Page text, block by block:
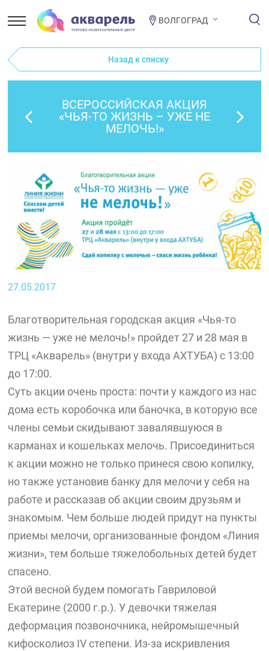
ВОЛГОГРАД
Назад к списку
ВСЕРОССИЙСКАЯ АКЦИЯ
«ЧЬЯ-ТО ЖИЗНЬ – УЖЕ НЕ
МЕЛОЧЬ!»
27.05.2017
Благотворительная городская акция «Чья-то
жизнь — уже не мелочь!» пройдет 27 и 28 мая в
ТРЦ «Акварель» (внутри у входа АХТУБА) с 13:00
до 17:00.
Суть акции очень проста: почти у каждого из нас
дома есть коробочка или баночка, в которую все
члены семьи скидывают завалявшуюся в
карманах и кошельках мелочь. Присоединиться
к акции можно не только принеся свою копилку,
но также установив банку для мелочи у себя на
работе и рассказав об акции своим друзьям и
знакомым. Чем больше людей придут на пункты
приемы мелочи, организованные фондом «Линия
жизни», тем больше тяжелобольных детей будет
спасено.
Этой весной будем помогать Гавриловой
Екатерине (2000 г.р.). У девочки тяжелая
деформация позвоночника, нейромышечный
кифосколиоз IV степени. Из-за искривления